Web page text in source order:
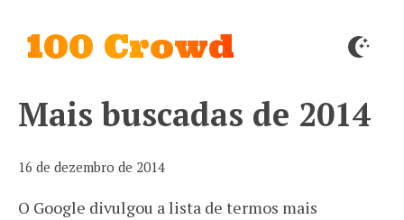
100 Crowd
Mais buscadas de 2014
16 de dezembro de 2014
O Google divulgou a lista de termos mais